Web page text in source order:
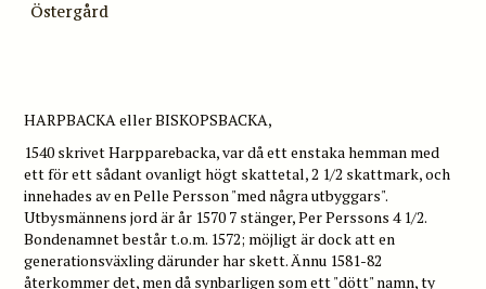
Östergård
HARPBACKA eller BISKOPSBACKA,
1540 skrivet Harpparebacka, var då ett enstaka hemman med
ett för ett sådant ovanligt högt skattetal, 2 1/2 skattmark, och
innehades av en Pelle Persson "med några utbyggars".
Utbysmännens jord är år 1570 7 stänger, Per Perssons 4 1/2.
Bondenamnet består t.o.m. 1572; möjligt är dock att en
generationsväxling därunder har skett. Ännu 1581-82
återkommer det, men då synbarligen som ett "dött" namn, ty